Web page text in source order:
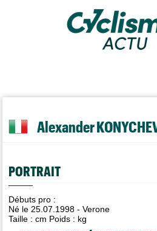
Alexander
PORTRAIT
Débuts pro :
Né le 25.07.1998 - Verone
Taille :cm Poids : kg